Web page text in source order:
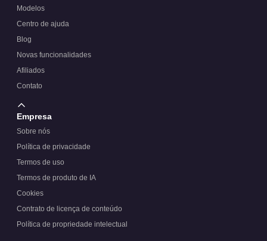
Modelos
Centro de ajuda
Blog
Novas funcionalidades
Afiliados
Contato
Empresa
Sobre nós
Política de privacidade
Termos de uso
Termos de produto de IA
Cookies
Contrato de licença de conteúdo
Política de propriedade intelectual